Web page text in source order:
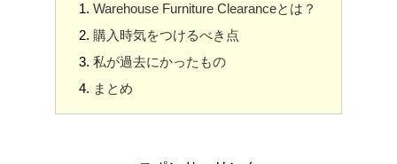
Warehouse Furniture Clearanceとは？
購入時気をつけるべき点
私が過去にかったもの
まとめ